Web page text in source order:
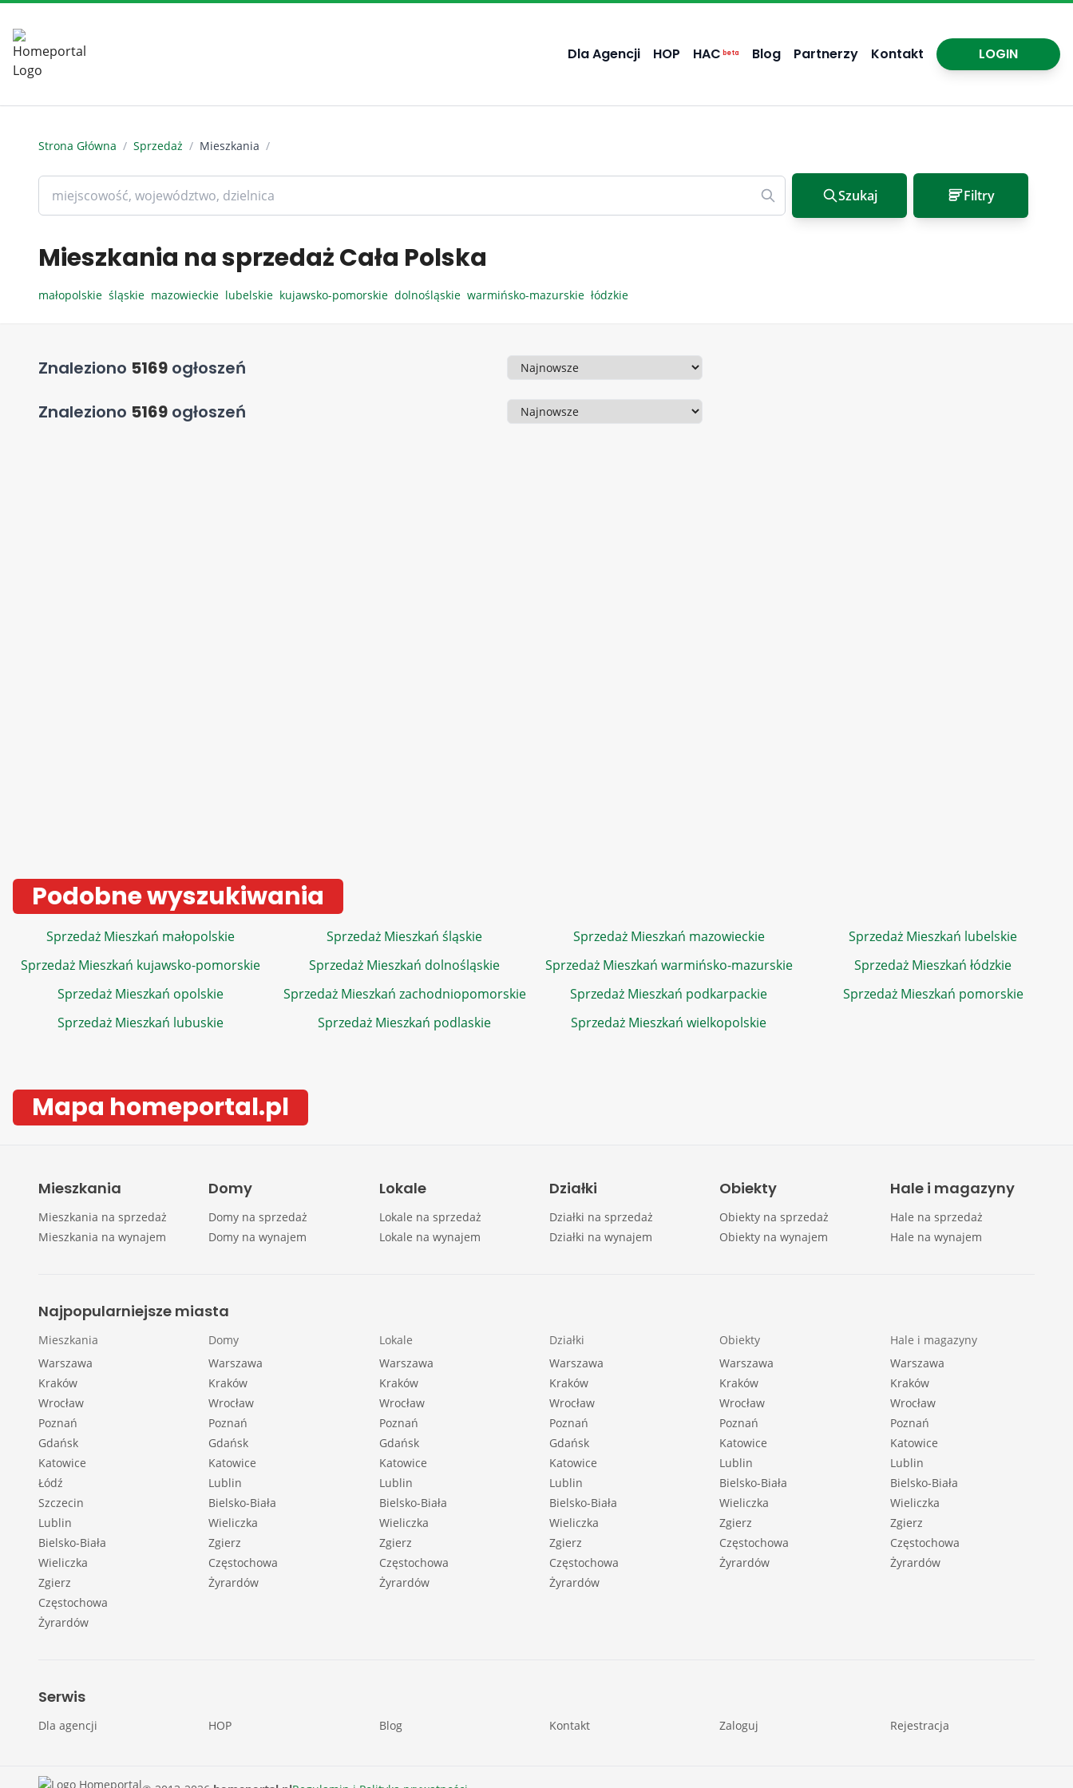
Dla Agencji HOP HAC beta Blog Partnerzy Kontakt LOGIN
Strona Główna / Sprzedaż / Mieszkania /
Szukaj Filtry
Mieszkania na sprzedaż Cała Polska
małopolskie śląskie mazowieckie lubelskie kujawsko-pomorskie dolnośląskie warmińsko-mazurskie łódzkie
Znaleziono 5169 ogłoszeń Sortowanie
Znaleziono 5169 ogłoszeń Sortowanie
Podobne wyszukiwania
Sprzedaż Mieszkań małopolskie Sprzedaż Mieszkań śląskie Sprzedaż Mieszkań mazowieckie
Sprzedaż Mieszkań lubelskie
Sprzedaż Mieszkań kujawsko-pomorskie
Sprzedaż Mieszkań dolnośląskie Sprzedaż Mieszkań warmińsko-mazurskie
Sprzedaż Mieszkań łódzkie
Sprzedaż Mieszkań opolskie
Sprzedaż Mieszkań zachodniopomorskie Sprzedaż Mieszkań podkarpackie
Sprzedaż Mieszkań pomorskie
Sprzedaż Mieszkań lubuskie
Sprzedaż Mieszkań podlaskie Sprzedaż Mieszkań wielkopolskie
Mapa homeportal.pl
Mieszkania
Mieszkania na sprzedaż
Mieszkania na wynajem
Domy
Domy na sprzedaż
Domy na wynajem
Lokale
Lokale na sprzedaż
Lokale na wynajem
Działki
Działki na sprzedaż
Działki na wynajem
Obiekty
Obiekty na sprzedaż
Obiekty na wynajem
Hale i magazyny
Hale na sprzedaż
Hale na wynajem
Najpopularniejsze miasta
Mieszkania
Warszawa
Kraków
Wrocław
Poznań
Gdańsk
Katowice
Łódź
Szczecin
Lublin
Bielsko-Biała
Wieliczka
Zgierz
Częstochowa
Żyrardów
Domy
Warszawa
Kraków
Wrocław
Poznań
Gdańsk
Katowice
Lublin
Bielsko-Biała
Wieliczka
Zgierz
Częstochowa
Żyrardów
Lokale
Warszawa
Kraków
Wrocław
Poznań
Gdańsk
Katowice
Lublin
Bielsko-Biała
Wieliczka
Zgierz
Częstochowa
Żyrardów
Działki
Warszawa
Kraków
Wrocław
Poznań
Gdańsk
Katowice
Lublin
Bielsko-Biała
Wieliczka
Zgierz
Częstochowa
Żyrardów
Obiekty
Warszawa
Kraków
Wrocław
Poznań
Katowice
Lublin
Bielsko-Biała
Wieliczka
Zgierz
Częstochowa
Żyrardów
Hale i magazyny
Warszawa
Kraków
Wrocław
Poznań
Katowice
Lublin
Bielsko-Biała
Wieliczka
Zgierz
Częstochowa
Żyrardów
Serwis
Dla agencji HOP Blog Kontakt Zaloguj Rejestracja